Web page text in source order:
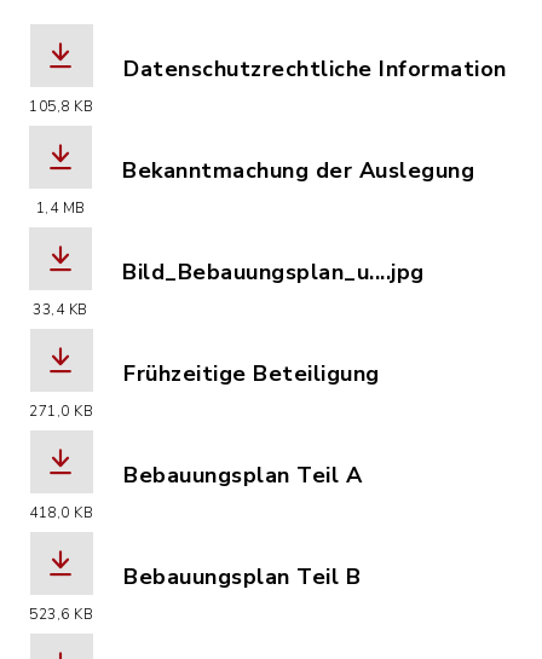
105,8 KB
Datenschutzrechtliche Information
1,4 MB
Bekanntmachung der Auslegung
33,4 KB
Bild_Bebauungsplan_u....jpg
271,0 KB
Frühzeitige Beteiligung
418,0 KB
Bebauungsplan Teil A
523,6 KB
Bebauungsplan Teil B